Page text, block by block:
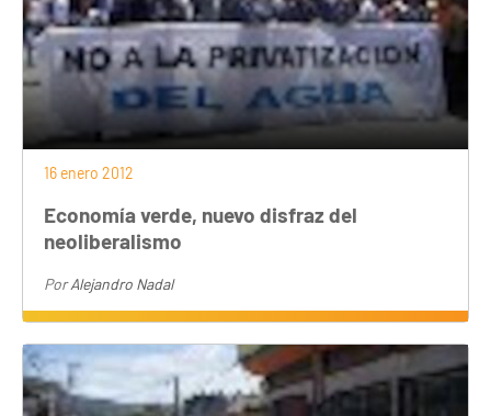
16 enero 2012
Economía verde, nuevo disfraz del
neoliberalismo
PorAlejandro Nadal